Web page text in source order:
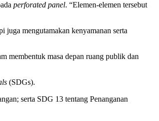
perforated panel. “Elemen-elemen tersebut
juga mengutamakan kenyamanan serta
membentuk masa depan ruang publik dan
(SDGs).
serta SDG 13 tentang Penanganan